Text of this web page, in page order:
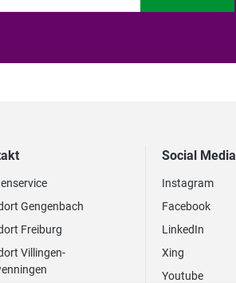
Gengenbach
Freiburg
Villingen-
Social Media
Instagram
Facebook
LinkedIn
Xing
Youtube